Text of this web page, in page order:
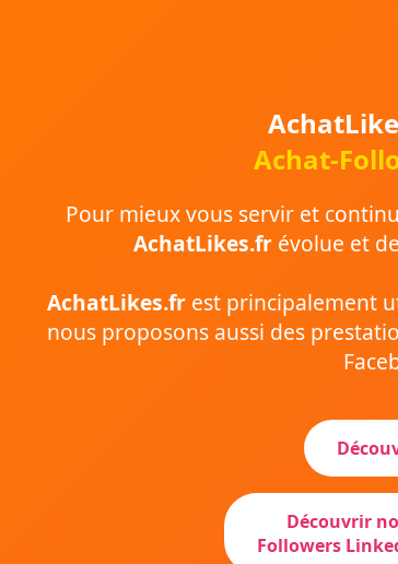
Achat-
Pour mieux vous servir et
AchatLikes.fr évolue et
AchatLikes.fr est principalement
nous proposons aussi des
Découvrir
Followers